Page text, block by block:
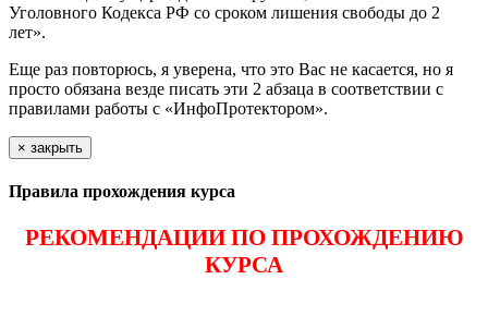
Уголовного Кодекса РФ со сроком лишения свободы до 2
лет».
Еще раз повторюсь, я уверена, что это Вас не касается, но я
просто обязана везде писать эти 2 абзаца в соответствии с
правилами работы с «ИнфоПротектором».
× закрыть
Правила прохождения курса
РЕКОМЕНДАЦИИ ПО ПРОХОЖДЕНИЮ
КУРСА